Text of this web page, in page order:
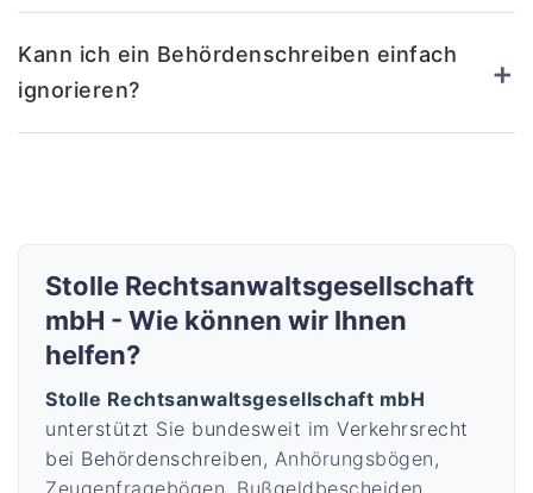
Kann ich ein Behördenschreiben einfach
ignorieren?
+
Stolle Rechtsanwaltsgesellschaft
mbH - Wie können wir Ihnen
helfen?
Stolle Rechtsanwaltsgesellschaft mbH
unterstützt Sie bundesweit im Verkehrsrecht
bei Behördenschreiben, Anhörungsbögen,